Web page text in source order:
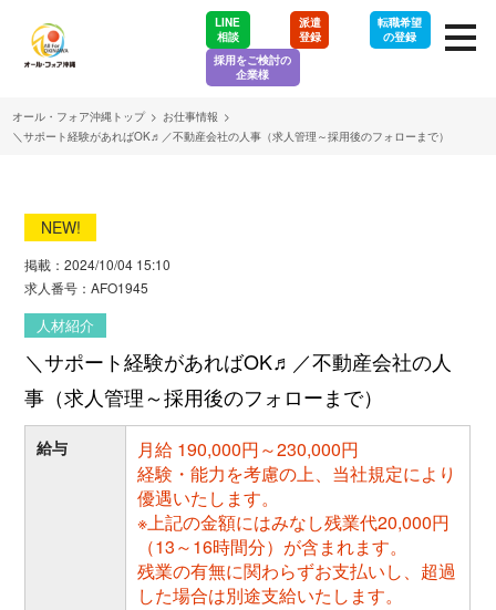
LINE
相談
派遣
登録
転職希望
の登録
採用をご検討の
企業様
オール・フォア沖縄トップ > お仕事情報 >
＼サポート経験があればOK♬／不動産会社の人事（求人管理～採用後のフォローまで）
NEW!
掲載：2024/10/04 15:10
求人番号：AFO1945
人材紹介
＼サポート経験があればOK♬／不動産会社の人
事（求人管理～採用後のフォローまで）
給与
月給 190,000円～230,000円
経験・能力を考慮の上、当社規定により
優遇いたします。
※上記の金額にはみなし残業代20,000円
（13～16時間分）が含まれます。
残業の有無に関わらずお支払いし、超過
した場合は別途支給いたします。